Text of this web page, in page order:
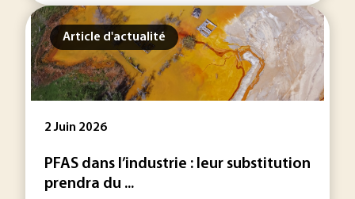
Article d'actualité
2 Juin 2026
PFAS dans l’industrie : leur substitution
prendra du ...